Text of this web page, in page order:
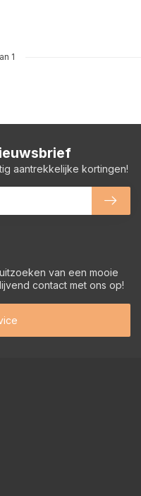
1
van een mooie
contact met ons op!
aantrekkelijke kortingen!